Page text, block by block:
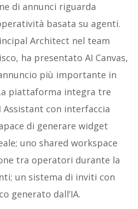
di annunci riguarda
basata su agenti.
Architect nel team
ha presentato AI Canvas,
più importante in
piattaforma integra tre
Assistant con interfaccia
di generare widget
uno shared workspace
tra operatori durante la
un sistema di inviti con
generato dall’IA.